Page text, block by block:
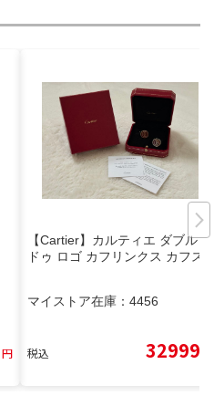
円
【Cartier】カルティエ ダブル C
ドゥ ロゴ カフリンクス カフス
マイストア在庫： 4456
税込 32999